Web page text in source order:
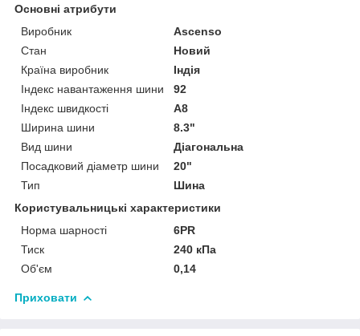
Основні атрибути
Виробник
Ascenso
Стан
Новий
Країна виробник
Індія
Індекс навантаження шини
92
Індекс швидкості
A8
Ширина шини
8.3"
Вид шини
Діагональна
Посадковий діаметр шини
20"
Тип
Шина
Користувальницькі характеристики
Норма шарності
6PR
Тиск
240 кПа
Об'єм
0,14
Приховати